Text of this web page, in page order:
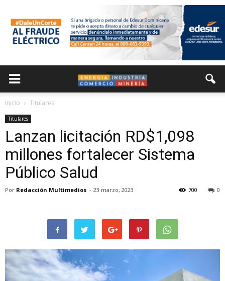
Inicio Titulares
Titulares
Lanzan licitación RD$1,098
millones fortalecer Sistema
Público Salud
Por Redacción Multimedios - 23 marzo, 2023 0
700